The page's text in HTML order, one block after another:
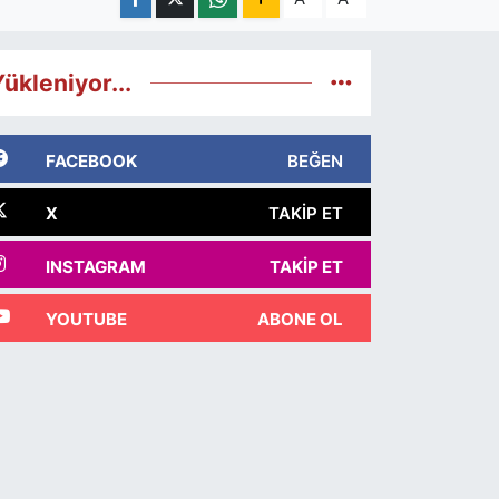
FACEBOOK BEĞEN
X TAKIP ET
INSTAGRAM TAKIP ET
YOUTUBE ABONE OL